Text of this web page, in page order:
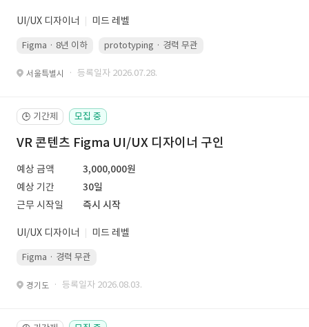
UI/UX 디자이너 미드 레벨
Figma · 8년 이하 prototyping · 경력 무관
서울특별시 · 등록일자 2026.07.28.
🕒 기간제 모집 중
VR 콘텐츠 Figma UI/UX 디자이너 구인
예상 금액
3,000,000원
예상 기간
30일
근무 시작일
즉시 시작
UI/UX 디자이너 미드 레벨
Figma · 경력 무관
경기도 · 등록일자 2026.08.03.